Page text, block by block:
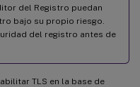
del Registro puedan
bajo su propio riesgo.
del registro antes de
TLS en la base de